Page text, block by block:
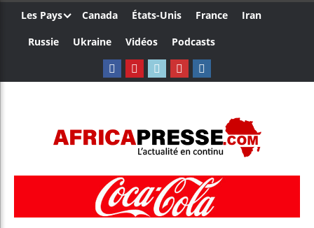
Les Pays Canada États-Unis France
Iran
Russie
Ukraine Vidéos Podcasts